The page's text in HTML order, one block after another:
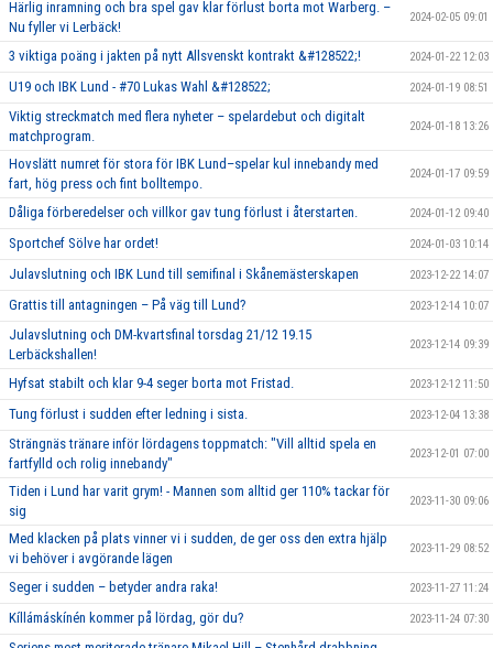
Härlig inramning och bra spel gav klar förlust borta mot Warberg. –
Nu fyller vi Lerbäck!
2024-02-05 09:01
3 viktiga poäng i jakten på nytt Allsvenskt kontrakt &#128522;! 2024-01-22 12:03
U19 och IBK Lund - #70 Lukas Wahl &#128522; 2024-01-19 08:51
Viktig streckmatch med flera nyheter – spelardebut och digitalt
matchprogram.
2024-01-18 13:26
Hovslätt numret för stora för IBK Lund–spelar kul innebandy med
fart, hög press och fint bolltempo.
2024-01-17 09:59
Dåliga förberedelser och villkor gav tung förlust i återstarten. 2024-01-12 09:40
Sportchef Sölve har ordet! 2024-01-03 10:14
Julavslutning och IBK Lund till semifinal i Skånemästerskapen 2023-12-22 14:07
Grattis till antagningen – På väg till Lund? 2023-12-14 10:07
Julavslutning och DM-kvartsfinal torsdag 21/12 19.15
Lerbäckshallen!
2023-12-14 09:39
Hyfsat stabilt och klar 9-4 seger borta mot Fristad. 2023-12-12 11:50
Tung förlust i sudden efter ledning i sista. 2023-12-04 13:38
Strängnäs tränare inför lördagens toppmatch: "Vill alltid spela en
fartfylld och rolig innebandy"
2023-12-01 07:00
Tiden i Lund har varit grym! - Mannen som alltid ger 110% tackar för
sig
2023-11-30 09:06
Med klacken på plats vinner vi i sudden, de ger oss den extra hjälp
vi behöver i avgörande lägen
2023-11-29 08:52
Seger i sudden – betyder andra raka! 2023-11-27 11:24
Kíllámáskínén kommer på lördag, gör du? 2023-11-24 07:30